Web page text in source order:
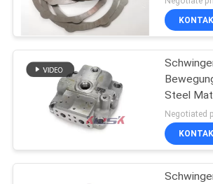
VERBINDUNG
SIE
hydraulischeM5X130
Steel
SK350-8
Negotiated